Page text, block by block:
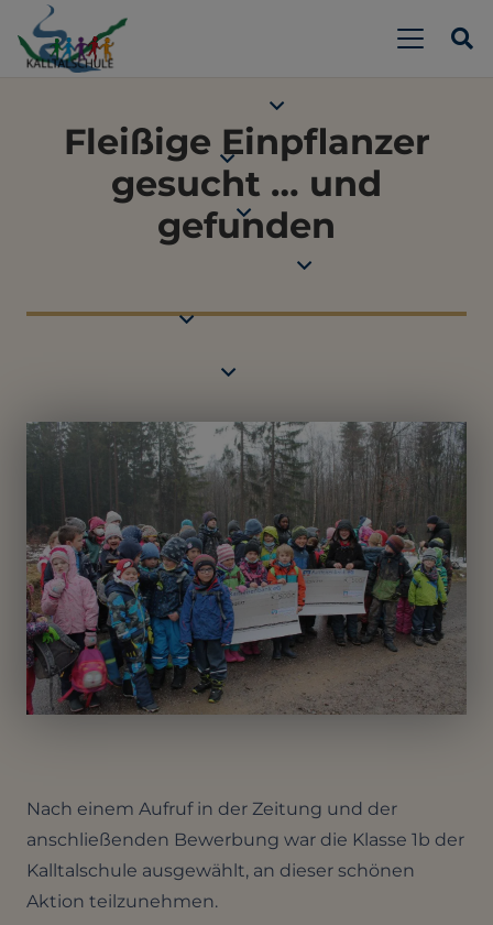
Fleißige Einpflanzer
gesucht … und
gefunden
Nach einem Aufruf in der Zeitung und der
anschließenden Bewerbung war die Klasse 1b der
Kalltalschule ausgewählt, an dieser schönen
Aktion teilzunehmen.